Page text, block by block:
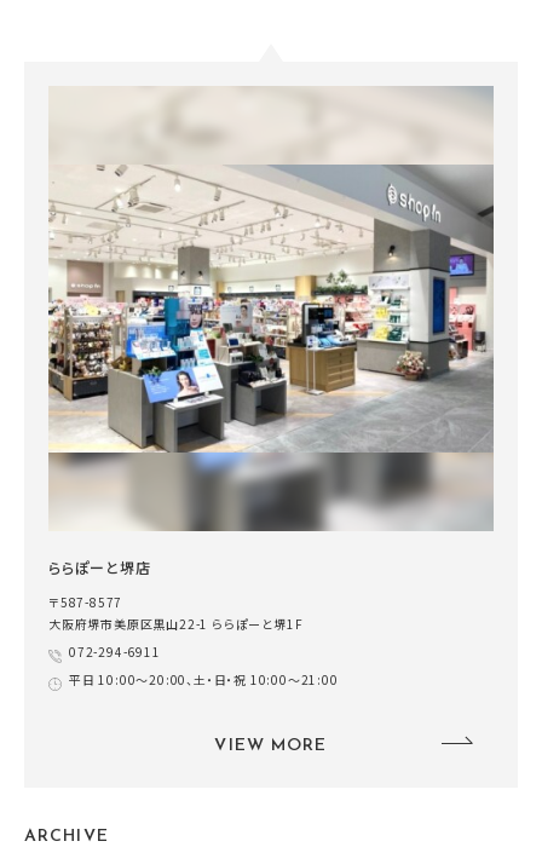
ららぽーと堺店
〒587-8577
大阪府堺市美原区黒山22-1 ららぽーと堺1F
072-294-6911
平日 10:00～20:00、土・日・祝 10:00～21:00
VIEW MORE
ARCHIVE